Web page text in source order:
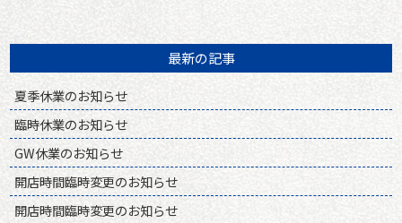
最新の記事
夏季休業のお知らせ
臨時休業のお知らせ
GW休業のお知らせ
開店時間臨時変更のお知らせ
開店時間臨時変更のお知らせ